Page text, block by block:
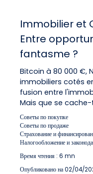
Immobilier et
Entre
fantasme ?
Bitcoin à 80 000 €,
immobiliers cotés
fusion entre
Mais que se
annonces ? Est-il
appartement en
tokenisation va-t-
l'investissement
pédagogique
juridiques et
Советы по покупке
Советы по продаже
Страхование и
Налогообложение и
Время чтения : 6 mn
Опубликовано на 02/04/